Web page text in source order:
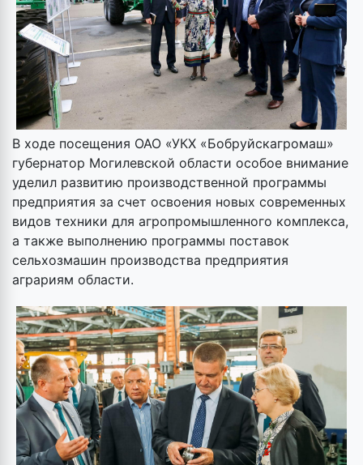
В ходе посещения ОАО «УКХ «Бобруйскагромаш»
губернатор Могилевской области особое внимание
уделил развитию производственной программы
предприятия за счет освоения новых современных
видов техники для агропромышленного комплекса,
а также выполнению программы поставок
сельхозмашин производства предприятия
аграриям области.